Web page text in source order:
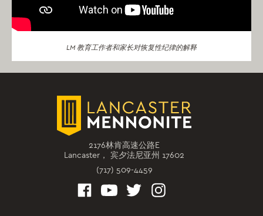
LM 教育工作者和家长对恢复性纪律的解释
2176林肯高速公路E
Lancaster， 宾夕法尼亚州 17602
(717) 509-4459